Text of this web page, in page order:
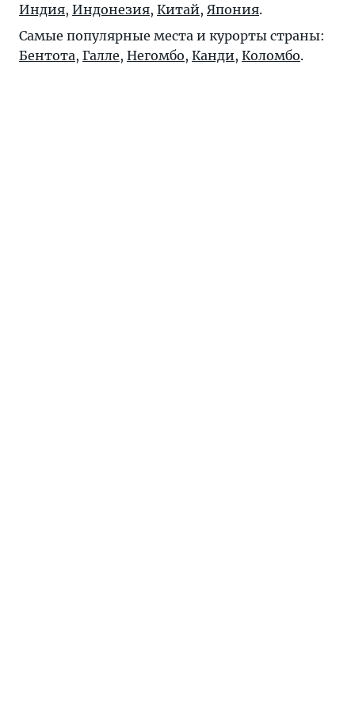
Индия, Индонезия, Китай, Япония.
Самые популярные места и курорты страны:
Бентота, Галле, Негомбо, Канди, Коломбо.